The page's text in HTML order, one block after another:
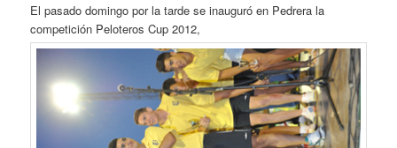
El pasado domingo por la tarde se inauguró en Pedrera la
competición Peloteros Cup 2012,